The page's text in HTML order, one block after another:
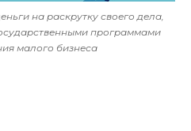
на раскрутку своего дела,
программами
малого бизнеса